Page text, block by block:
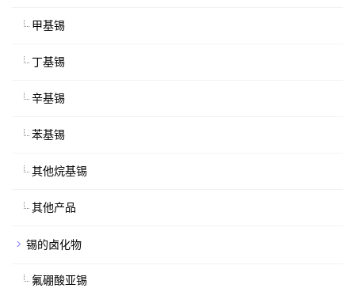
甲基锡
丁基锡
辛基锡
苯基锡
其他烷基锡
其他产品
锡的卤化物
氟硼酸亚锡